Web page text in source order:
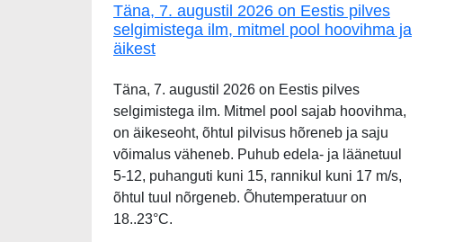
Täna, 7. augustil 2026 on Eestis pilves
selgimistega ilm, mitmel pool hoovihma ja
äikest
Täna, 7. augustil 2026 on Eestis pilves
selgimistega ilm. Mitmel pool sajab hoovihma,
on äikeseoht, õhtul pilvisus hõreneb ja saju
võimalus väheneb. Puhub edela- ja läänetuul
5-12, puhanguti kuni 15, rannikul kuni 17 m/s,
õhtul tuul nõrgeneb. Õhutemperatuur on
18..23°C.